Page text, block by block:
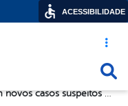
Acesso
Tupanatinga segue sem novos casos suspeitos ou confirmados no município
ACESSIBILIDADE